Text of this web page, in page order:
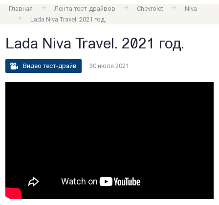
Главная Лента тест-драйвов Chevrolet
Niva
Lada Niva Travel. 2021 год.
Lada Niva Travel. 2021 год.
Видео тест-драйв 30 июля 2021